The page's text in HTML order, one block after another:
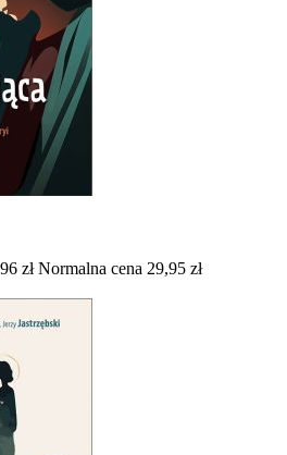
zł Normalna cena 29,95 zł